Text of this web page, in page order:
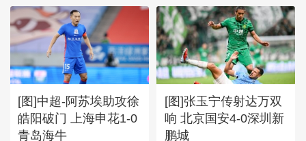
[图]中超-阿苏埃助攻徐
皓阳破门 上海申花1-0
青岛海牛
[图]张玉宁传射达万双
响 北京国安4-0深圳新
鹏城